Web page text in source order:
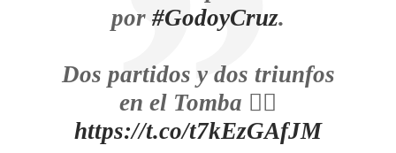
por #GodoyCruz.
Dos partidos y dos triunfos
en el Tomba 👇🏻
https://t.co/t7kEzGAfJM